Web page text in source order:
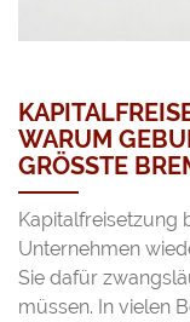
WARUM
GRÖSSTE
Kapitalfreisetzung
Unternehmen
Sie dafür
müssen. In vielen